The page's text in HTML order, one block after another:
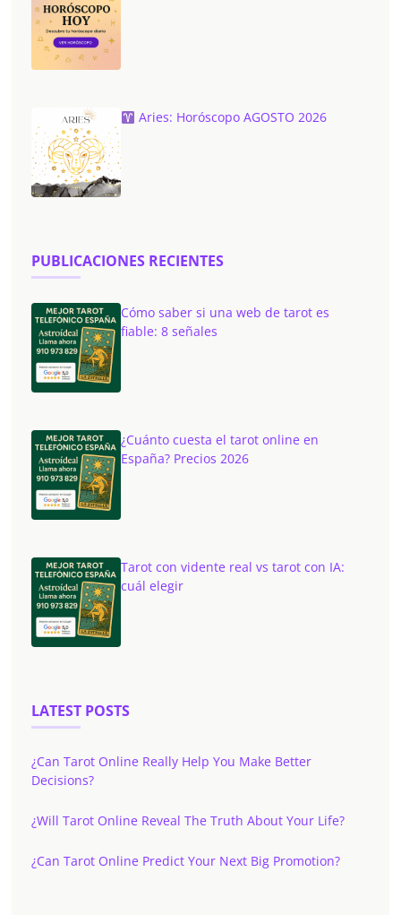
Aries: Horóscopo AGOSTO 2026
PUBLICACIONES RECIENTES
Cómo saber si una web de tarot es
fiable: 8 señales
¿Cuánto cuesta el tarot online en
España? Precios 2026
Tarot con vidente real vs tarot con IA:
cuál elegir
LATEST POSTS
¿Can Tarot Online Really Help You Make Better
Decisions?
¿Will Tarot Online Reveal The Truth About Your Life?
¿Can Tarot Online Predict Your Next Big Promotion?